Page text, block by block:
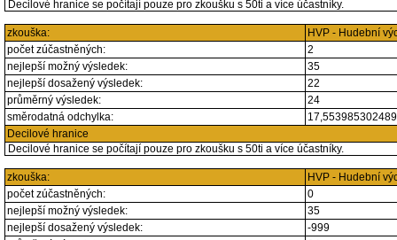
Decilové hranice se počítají pouze pro zkoušku s 50ti a více účastníky.
zkouška:
HVP - Hudební
počet zúčastněných:
2
nejlepší možný výsledek:
35
nejlepší dosažený výsledek:
22
průměrný výsledek:
24
směrodatná odchylka:
Decilové hranice
Decilové hranice se počítají pouze pro zkoušku s 50ti a více účastníky.
zkouška:
HVP - Hudební
počet zúčastněných:
0
nejlepší možný výsledek:
35
nejlepší dosažený výsledek:
-999